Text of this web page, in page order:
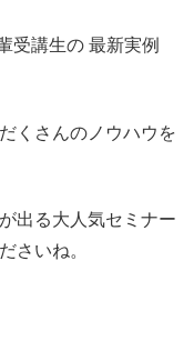
受講生の 最新実例
くさんのノウハウを
出る大人気セミナー
さいね。